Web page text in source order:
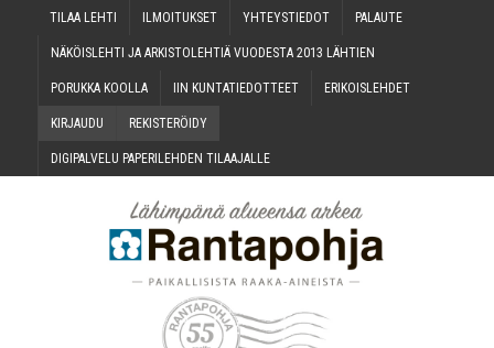
TILAA LEH­TI ILMOI­TUK­SET YHTEYS­TIE­DOT PALAU­TE
NÄKÖIS­LEH­TI JA ARKIS­TO­LEH­TIÄ VUO­DES­TA 2013 LÄHTIEN
PORUK­KA KOOLLA IIN KUN­TA­TIE­DOT­TEET ERI­KOIS­LEH­DET
KIR­JAU­DU REKIS­TE­RÖI­DY
DIGI­PAL­VE­LU PAPE­RI­LEH­DEN TILAAJALLE